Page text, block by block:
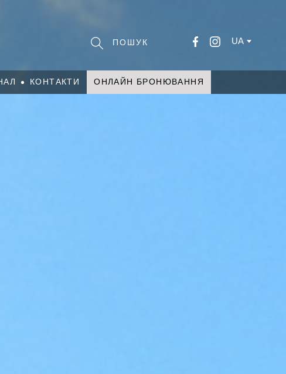
UA
КОНТАКТИ ОНЛАЙН БРОНЮВАННЯ